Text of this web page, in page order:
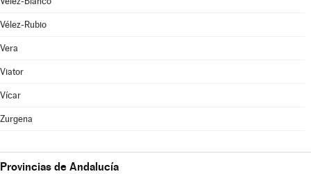
Vélez-Rubio
Vera
Viator
Vícar
Zurgena
Provincias de Andalucía